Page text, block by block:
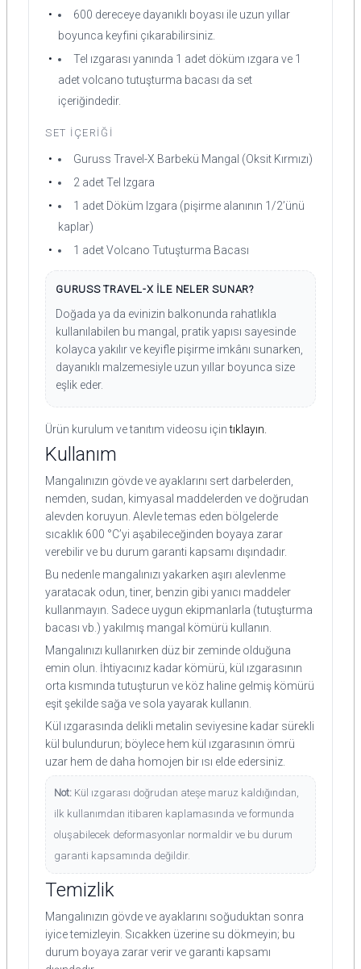
600 dereceye dayanıklı boyası ile uzun yıllar
boyunca keyfini çıkarabilirsiniz.
Tel ızgarası yanında 1 adet döküm ızgara ve 1
adet volcano tutuşturma bacası da set
içeriğindedir.
SET İÇERIĞI
Guruss Travel-X Barbekü Mangal (Oksit Kırmızı)
2 adet Tel Izgara
1 adet Döküm Izgara (pişirme alanının 1/2’ünü
kaplar)
1 adet Volcano Tutuşturma Bacası
GURUSS TRAVEL-X İLE NELER SUNAR?
Doğada ya da evinizin balkonunda rahatlıkla
kullanılabilen bu mangal, pratik yapısı sayesinde
kolayca yakılır ve keyifle pişirme imkânı sunarken,
dayanıklı malzemesiyle uzun yıllar boyunca size
eşlik eder.
Ürün kurulum ve tanıtım videosu içintıklayın.
Kullanım
Mangalınızın gövde ve ayaklarını sert darbelerden,
nemden, sudan, kimyasal maddelerden ve doğrudan
alevden koruyun. Alevle temas eden bölgelerde
sıcaklık 600 °C’yi aşabileceğinden boyaya zarar
verebilir ve bu durum garanti kapsamı dışındadır.
Bu nedenle mangalınızı yakarken aşırı alevlenme
yaratacak odun, tiner, benzin gibi yanıcı maddeler
kullanmayın. Sadece uygun ekipmanlarla (tutuşturma
bacası vb.) yakılmış mangal kömürü kullanın.
Mangalınızı kullanırken düz bir zeminde olduğuna
emin olun. İhtiyacınız kadar kömürü, kül ızgarasının
orta kısmında tutuşturun ve köz haline gelmiş kömürü
eşit şekilde sağa ve sola yayarak kullanın.
Kül ızgarasında delikli metalin seviyesine kadar sürekli
kül bulundurun; böylece hem kül ızgarasının ömrü
uzar hem de daha homojen bir ısı elde edersiniz.
Not: Kül ızgarası doğrudan ateşe maruz kaldığından,
ilk kullanımdan itibaren kaplamasında ve formunda
oluşabilecek deformasyonlar normaldir ve bu durum
garanti kapsamında değildir.
Temizlik
Mangalınızın gövde ve ayaklarını soğuduktan sonra
iyice temizleyin. Sıcakken üzerine su dökmeyin; bu
durum boyaya zarar verir ve garanti kapsamı